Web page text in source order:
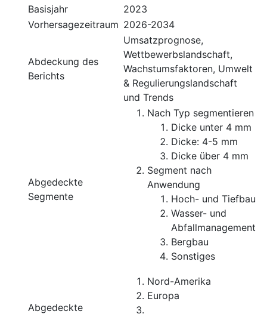
Basisjahr
2023
Vorhersagezeitraum 2026-2034
Abdeckung des
Berichts
Umsatzprognose,
Wettbewerbslandschaft,
Wachstumsfaktoren, Umwelt
& Regulierungslandschaft
und Trends
Abgedeckte
Segmente
Nach Typ segmentieren
Dicke unter 4 mm
Dicke: 4-5 mm
Dicke über 4 mm
Segment nach
Anwendung
Hoch- und Tiefbau
Wasser- und
Abfallmanagement
Bergbau
Sonstiges
Abgedeckte
Nord-Amerika
Europa